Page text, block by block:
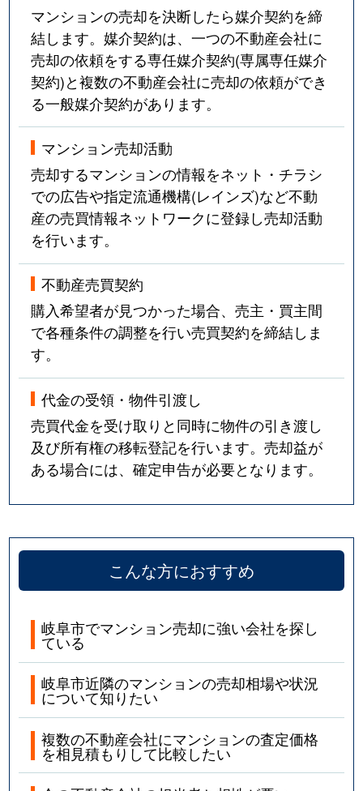
マンションの売却を決断したら媒介契約を締
結します。媒介契約は、一つの不動産会社に
売却の依頼をする専任媒介契約(専属専任媒介
契約)と複数の不動産会社に売却の依頼ができ
る一般媒介契約があります。
マンション売却活動
売却するマンションの情報をネット・チラシ
での広告や指定流通機構(レインズ)など不動
産の売買情報ネットワークに登録し売却活動
を行います。
不動産売買契約
購入希望者が見つかった場合、売主・買主間
で各種条件の調整を行い売買契約を締結しま
す。
代金の受領・物件引渡し
売買代金を受け取りと同時に物件の引き渡し
及び所有権の移転登記を行います。売却益が
ある場合には、確定申告が必要となります。
こんな方におすすめ
岐阜市でマンション売却に強い会社を探し
ている
岐阜市近隣のマンションの売却相場や状況
について知りたい
複数の不動産会社にマンションの査定価格
を相見積もりして比較したい